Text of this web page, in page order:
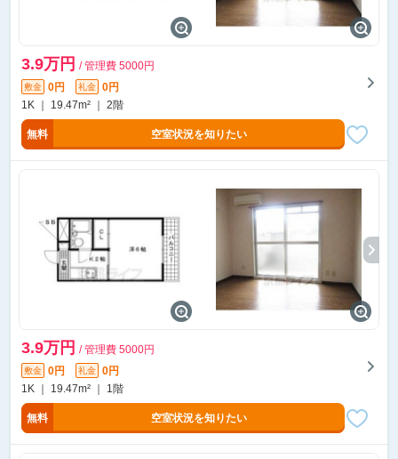
3.9万円 / 管理費 5000円
敷金 0円 礼金
0円
1K ｜ 19.47m² ｜ 2階
無料 空室状況を知りたい
3.9万円 / 管理費 5000円
敷金 0円 礼金
0円
1K ｜ 19.47m² ｜ 1階
無料 空室状況を知りたい